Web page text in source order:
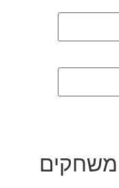
משחקים